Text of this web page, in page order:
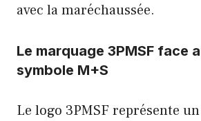
avec la maréchaussée.
Le marquage 3PMSF face
symbole M+S
Le logo 3PMSF représente